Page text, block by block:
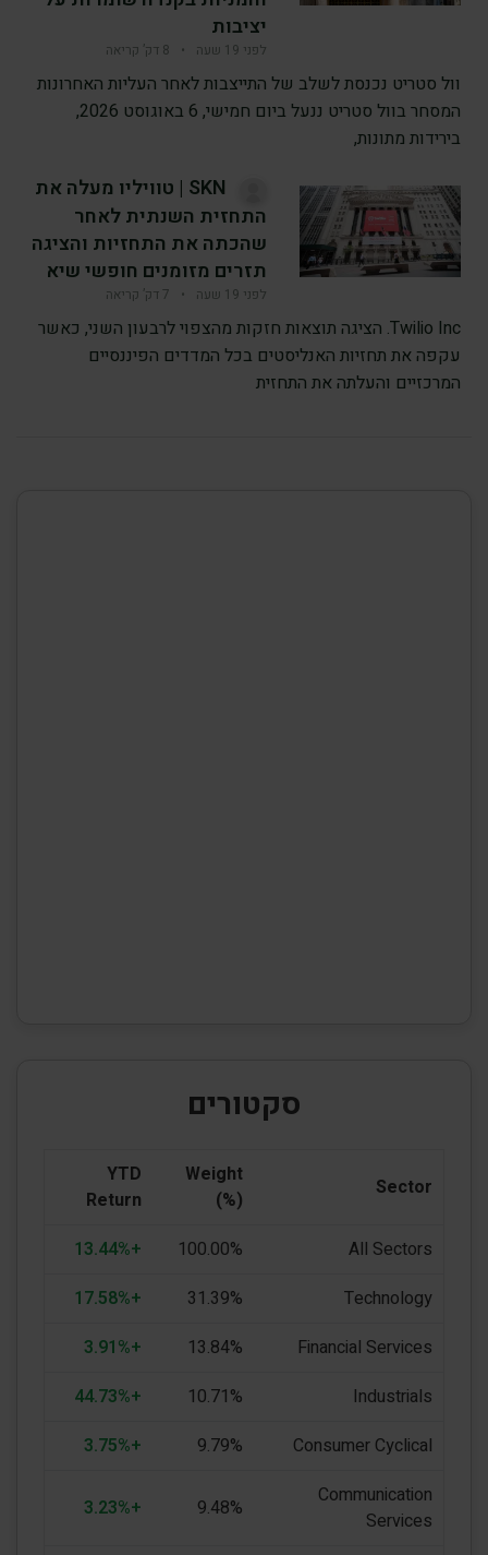
יציבות
לפני 19 שעה • 8 דק’ קריאה
וול סטריט נכנסת לשלב של התייצבות לאחר העליות האחרונות
המסחר בוול סטריט ננעל ביום חמישי, 6 באוגוסט 2026,
בירידות מתונות,
SKN | טוויליו מעלה את
התחזית השנתית לאחר
שהכתה את התחזיות והציגה
תזרים מזומנים חופשי שיא
לפני 19 שעה • 7 דק’ קריאה
Twilio Inc. הציגה תוצאות חזקות מהצפוי לרבעון השני, כאשר
עקפה את תחזיות האנליסטים בכל המדדים הפיננסיים
המרכזיים והעלתה את התחזית
סקטורים
Sector
Weight
(%)
YTD
Return
All Sectors
100.00%
+13.44%
Technology
31.39%
+17.58%
Financial Services
13.84%
+3.91%
Industrials
10.71%
+44.73%
Consumer Cyclical
9.79%
+3.75%
Communication
Services
9.48%
+3.23%